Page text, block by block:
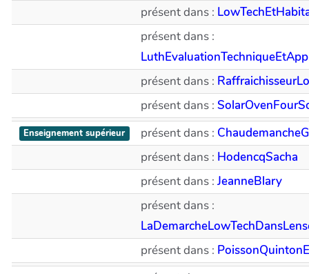
présent dans :
présent dans :
présent dans :
présent dans :
Enseignement supérieur présent dans :
présent dans : HodencqSacha
présent dans :JeanneBlary
présent dans :
présent dans :